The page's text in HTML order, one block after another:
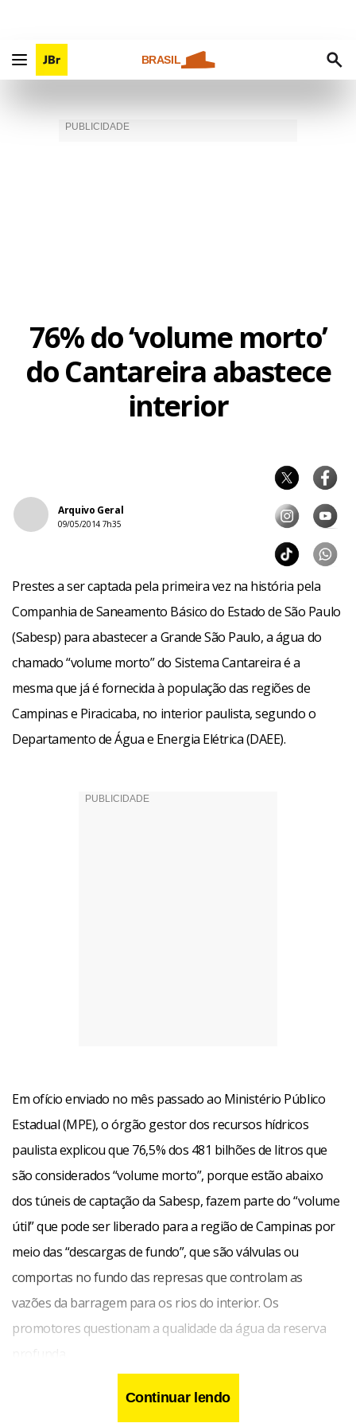
BRASIL
76% do ‘volume morto’
do Cantareira abastece
interior
Arquivo Geral
09/05/2014 7h35
Prestes a ser captada pela primeira vez na história pela
Companhia de Saneamento Básico do Estado de São Paulo
(Sabesp) para abastecer a Grande São Paulo, a água do
chamado “volume morto” do Sistema Cantareira é a
mesma que já é fornecida à população das regiões de
Campinas e Piracicaba, no interior paulista, segundo o
Departamento de Água e Energia Elétrica (DAEE).
Em ofício enviado no mês passado ao Ministério Público
Estadual (MPE), o órgão gestor dos recursos hídricos
paulista explicou que 76,5% dos 481 bilhões de litros que
são considerados “volume morto”, porque estão abaixo
dos túneis de captação da Sabesp, fazem parte do “volume
útil” que pode ser liberado para a região de Campinas por
meio das “descargas de fundo”, que são válvulas ou
comportas no fundo das represas que controlam as
vazões da barragem para os rios do interior. Os
promotores questionam a qualidade da água da reserva
“Entre os mínimos operacionais da Sabesp e essas
Continuar lendo